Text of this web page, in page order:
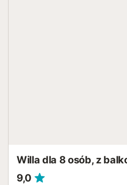
Willa dla 8 osób, z
9,0